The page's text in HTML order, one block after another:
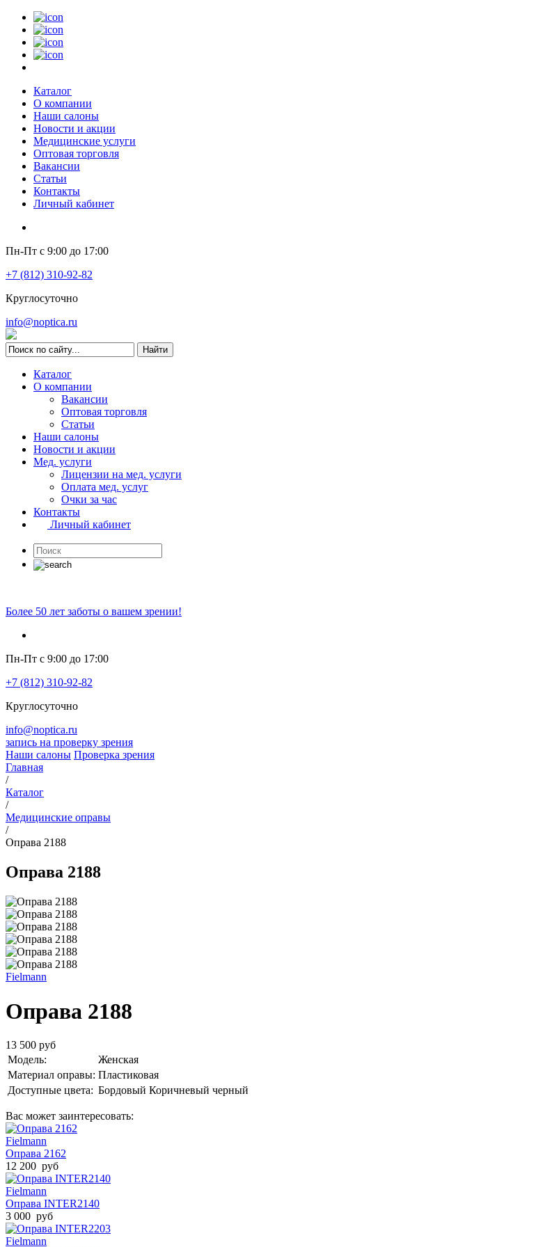
Каталог
О компании
Наши салоны
Новости и акции
Медицинские услуги
Оптовая торговля
Вакансии
Статьи
Контакты
Личный кабинет
Пн-Пт с 9:00 до 17:00
+7 (812) 310-92-82
Круглосуточно
info@noptica.ru
Каталог
О компании
Вакансии
Оптовая торговля
Статьи
Наши салоны
Новости и акции
Мед. услуги
Лицензии на мед. услуги
Оплата мед. услуг
Очки за час
Контакты
Личный кабинет
Более 50 лет заботы о вашем зрении!
Пн-Пт с 9:00 до 17:00
+7 (812) 310-92-82
Круглосуточно
info@noptica.ru
запись на проверку зрения
Наши салоны Проверка зрения
Главная
/
Каталог
/
Медицинские оправы
/
Оправа 2188
Оправа 2188
Fielmann
Оправа 2188
13 500 руб
Модель:
Женская
Материал оправы: Пластиковая
Доступные цвета: Бордовый Коричневый черный
Вас может заинтересовать:
Fielmann
Оправа 2162
12 200 руб
Fielmann
Оправа INTER2140
3 000 руб
Fielmann